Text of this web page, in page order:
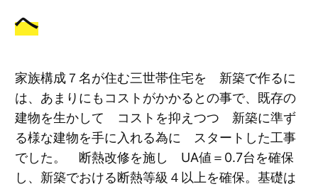
へ
家族構成７名が住む三世帯住宅を 新築で作るに
は、あまりにもコストがかかるとの事で、既存の
建物を生かして コストを抑えつつ 新築に準ず
る様な建物を手に入れる為に スタートした工事
でした。 断熱改修を施し UA値＝0.7台を確保
し、新築でおける断熱等級４以上を確保。基礎は